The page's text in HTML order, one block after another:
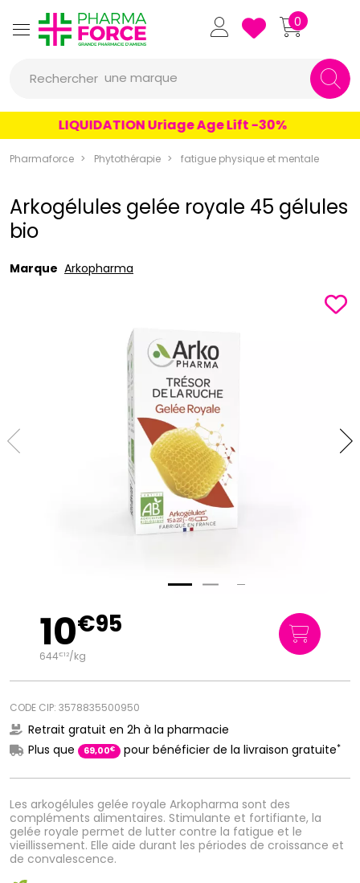
Pharmaforce Grande Pharmacie
0
Rechercher
un produit
une marque
LIQUIDATION Uriage Age Lift -30%
Pharmaforce Phytothérapie fatigue physique et mentale
Arkogélules gelée royale 45 gélules
bio
Marque Arkopharma
Les arkogélules gelée royale Arkopharma sont des
compléments alimentaires. Stimulante et fortifiante, la
gelée royale permet de lutter contre la fatigue et le
vieillissement. Elle aide durant les périodes de croissance et
de convalescence.
10€95
644€12/kg
CODE CIP: 3578835500950
Retrait gratuit en 2h à la pharmacie
Plus que
69,00€ pour bénéficier de la livraison gratuite*